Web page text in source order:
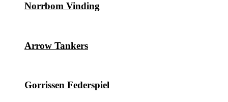
Norrbom Vinding
Arrow Tankers
Gorrissen Federspiel